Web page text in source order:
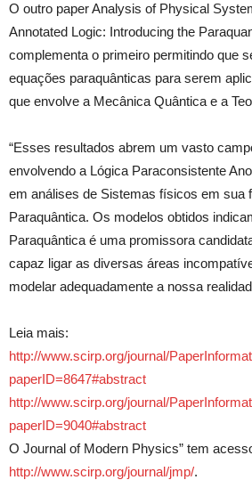
O outro paper Analysis of Physical
Annotated Logic: Introducing the
complementa o primeiro permitindo que
equações paraquânticas para serem
que envolve a Mecânica Quântica e a
“Esses resultados abrem um vasto
envolvendo a Lógica Paraconsistente
em análises de Sistemas físicos em sua
Paraquântica. Os modelos obtidos
Paraquântica é uma promissora
capaz ligar as diversas áreas
modelar adequadamente a nossa
Leia mais:
http://www.scirp.org/journal/
paperID=8647#abstract
http://www.scirp.org/journal/
paperID=9040#abstract
O Journal of Modern Physics” tem
http://www.scirp.org/journal/jmp/.